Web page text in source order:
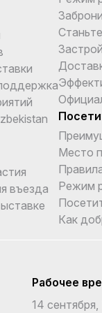
въезда
Место
Режим
Как
Рабочее
14